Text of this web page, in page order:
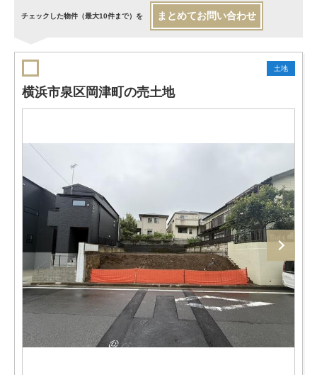
チェックした物件（最大10件まで）を まとめてお問い合わせ
土地
横浜市泉区岡津町の売土地